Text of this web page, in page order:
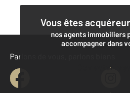
Vous êtes
nos agents immobiliers
accompagner dans
Contacter
Parlons de vous, parlons biens